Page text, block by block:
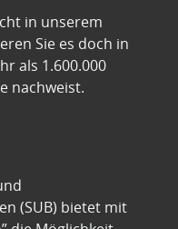
in unserem
Sie es doch in
als 1.600.000
nachweist.
(SUB) bietet mit